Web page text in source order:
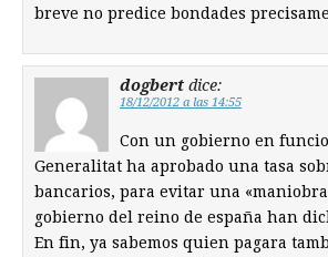
breve no predice bondades
dogbert dice:
18/12/2012 a las 14:55
Con un gobierno en
Generalitat ha aprobado una tasa
bancarios, para evitar una «maniobra
gobierno del reino de españa han
En fin, ya sabemos quien pagara